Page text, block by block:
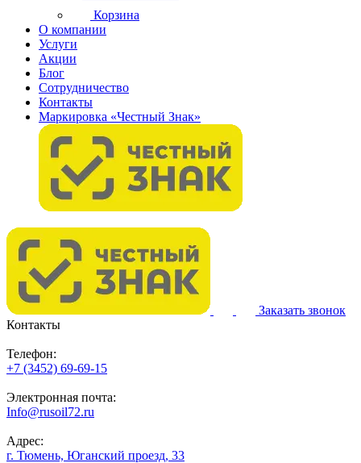
Корзина
О компании
Услуги
Акции
Блог
Сотрудничество
Контакты
Маркировка «Честный Знак»
Заказать звонок
Контакты
Телефон:
+7 (3452) 69-69-15
Электронная почта:
Info@rusoil72.ru
Адрес:
г. Тюмень, Юганский проезд, 33